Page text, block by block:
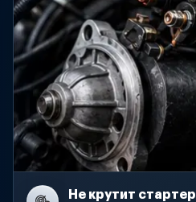
Не крутит стартер